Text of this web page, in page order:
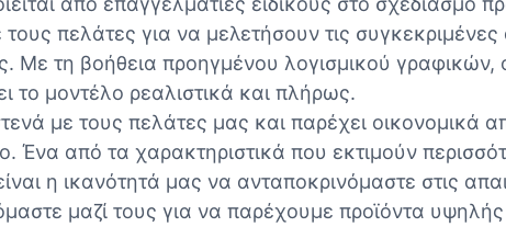
πελάτες για να μελετήσουν τις συγκεκριμένες
Με τη βοήθεια προηγμένου λογισμικού γραφικών,
το μοντέλο ρεαλιστικά και πλήρως.
με τους πελάτες μας και παρέχει οικονομικά
Ένα από τα χαρακτηριστικά που εκτιμούν
η ικανότητά μας να ανταποκρινόμαστε στις
μαζί τους για να παρέχουμε προϊόντα